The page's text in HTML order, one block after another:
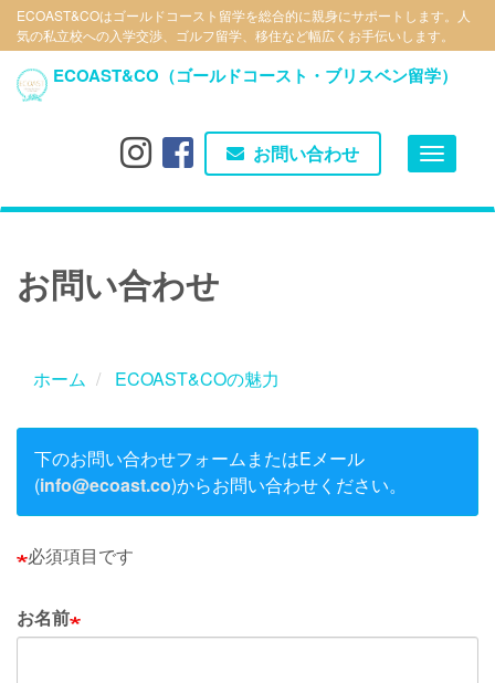
イ
コ
ECOAST&COはゴールドコースト留学を総合的に親身にサポートします。人
気の私立校への入学交渉、ゴルフ留学、移住など幅広くお手伝いします。
ECOAST&CO（ゴールドコースト・ブリスベン留学）
お問い合わせ
Toggle
お問い合わせ
ホーム ECOAST&COの魅力
下のお問い合わせフォームまたはEメール
(info@ecoast.co)からお問い合わせください。
必須項目です
お名前